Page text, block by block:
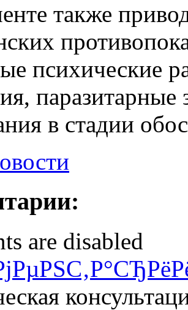
также
психические
паразитарные
в стадии
are disabled